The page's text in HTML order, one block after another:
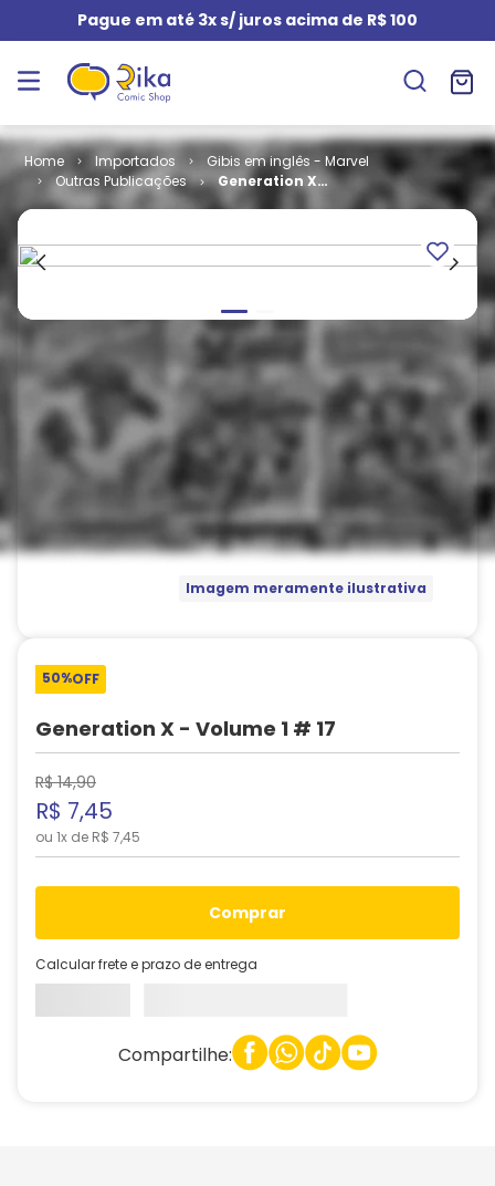
Pague em até 3x s/ juros acima de R$ 100
Importados
Gibis em inglês - Marvel
Outras Publicações
Generation X -
Volume 1 # 17
Imagem meramente ilustrativa
50%OFF
Generation X - Volume 1 # 17
R$ 14,90
R$ 7,45
ou 1x de R$ 7,45
comprar
Calcular frete e prazo de entrega
Compartilhe: